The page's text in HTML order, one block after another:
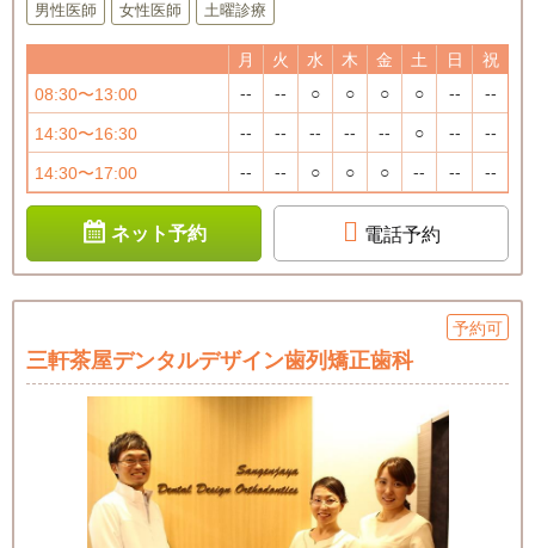
男性医師 女性医師 土曜診療
月 火 水 木 金 土 日
祝
08:30〜13:00
-- -- ○ ○ ○ ○ -- --
14:30〜16:30 -- -- -- -- -- ○ -- --
14:30〜17:00 -- -- ○ ○ ○ -- -- --
ネット予約 電話予約
予約可
三軒茶屋デンタルデザイン歯列矯正歯科